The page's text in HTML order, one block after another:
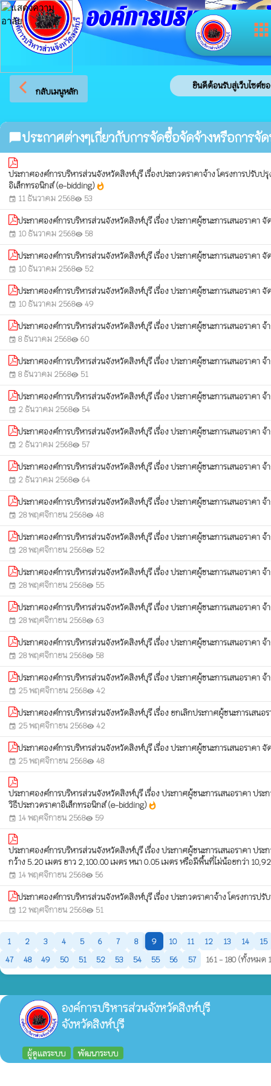
apps
องค์การบริหารส่วน
arrow_back_ios กลับเมนูหลัก
ยินดีต้อนรับสู่เว็บไซต์ขอ
chat_bubbleประกาศต่างๆเกี่ยวกับการจัดซื้อจัดจ้างหรือการจั
ประกาศองค์การบริหารส่วนจังหวัดสิงห์บุรี เรื่องประกวดราคาจ้าง โครงการป
อิเล็กทรอนิกส์ (e-bidding)whatshot
event 11 ธันวาคม 2568visibility 53
ประกาศองค์การบริหารส่วนจังหวัดสิงห์บุรี เรื่อง ประกาศผู้ชนะการเสนอราคา
event 10 ธันวาคม 2568visibility 58
ประกาศองค์การบริหารส่วนจังหวัดสิงห์บุรี เรื่อง ประกาศผู้ชนะการเสนอราคา
event 10 ธันวาคม 2568visibility 52
ประกาศองค์การบริหารส่วนจังหวัดสิงห์บุรี เรื่อง ประกาศผู้ชนะการเสนอราคา
event 10 ธันวาคม 2568visibility 49
ประกาศองค์การบริหารส่วนจังหวัดสิงห์บุรี เรื่อง ประกาศผู้ชนะการเสนอราค
event 8 ธันวาคม 2568visibility 60
ประกาศองค์การบริหารส่วนจังหวัดสิงห์บุรี เรื่อง ประกาศผู้ชนะการเสนอราค
event 8 ธันวาคม 2568visibility 51
ประกาศองค์การบริหารส่วนจังหวัดสิงห์บุรี เรื่อง ประกาศผู้ชนะการเสนอราค
event 2 ธันวาคม 2568visibility 54
ประกาศองค์การบริหารส่วนจังหวัดสิงห์บุรี เรื่อง ประกาศผู้ชนะการเสนอราค
event 2 ธันวาคม 2568visibility 57
ประกาศองค์การบริหารส่วนจังหวัดสิงห์บุรี เรื่อง ประกาศผู้ชนะการเสนอราค
event 2 ธันวาคม 2568visibility 64
ประกาศองค์การบริหารส่วนจังหวัดสิงห์บุรี เรื่อง ประกาศผู้ชนะการเสนอราค
event 28 พฤศจิกายน 2568visibility 48
ประกาศองค์การบริหารส่วนจังหวัดสิงห์บุรี เรื่อง ประกาศผู้ชนะการเสนอราค
event 28 พฤศจิกายน 2568visibility 52
ประกาศองค์การบริหารส่วนจังหวัดสิงห์บุรี เรื่อง ประกาศผู้ชนะการเสนอราคา
event 28 พฤศจิกายน 2568visibility 55
ประกาศองค์การบริหารส่วนจังหวัดสิงห์บุรี เรื่อง ประกาศผู้ชนะการเสนอราค
event 28 พฤศจิกายน 2568visibility 63
ประกาศองค์การบริหารส่วนจังหวัดสิงห์บุรี เรื่อง ประกาศผู้ชนะการเสนอราค
event 28 พฤศจิกายน 2568visibility 58
ประกาศองค์การบริหารส่วนจังหวัดสิงห์บุรี เรื่อง ประกาศผู้ชนะการเสนอราคา
event 25 พฤศจิกายน 2568visibility 42
ประกาศองค์การบริหารส่วนจังหวัดสิงห์บุรี เรื่อง ยกเลิกประกาศผู้ชนะการเสนอ
event 25 พฤศจิกายน 2568visibility 42
ประกาศองค์การบริหารส่วนจังหวัดสิงห์บุรี เรื่อง ประกาศผู้ชนะการเสนอราคา
event 25 พฤศจิกายน 2568visibility 48
ประกาศองค์การบริหารส่วนจังหวัดสิงห์บุรี เรื่อง ประกาศผู้ชนะการเสนอราคา
วิธีประกวดราคาอิเล็กทรอนิกส์ (e-bidding)whatshot
event 14 พฤศจิกายน 2568visibility 59
ประกาศองค์การบริหารส่วนจังหวัดสิงห์บุรี เรื่อง ประกาศผู้ชนะการเสนอราคา
กว้าง 5.20 เมตร ยาว 2,100.00 เมตร หนา 0.05 เมตร หรือมีพื้นที่ไม่น้อยกว่า
event 14 พฤศจิกายน 2568visibility 56
ประกาศองค์การบริหารส่วนจังหวัดสิงห์บุรี เรื่อง ประกวดราคาจ้าง โครงการ
event 12 พฤศจิกายน 2568visibility 51
1 2 3 4 5 6 7 8 9 10 11 12 13 14
15
47
48 49 50 51 52 53 54 55 56 57 161 - 180 (ทั้งหมด
องค์การบริหารส่วนจังหวัดสิงห์บุรี
จังหวัดสิงห์บุรี
ผู้ดูแลระบบ พัฒนาระบบ